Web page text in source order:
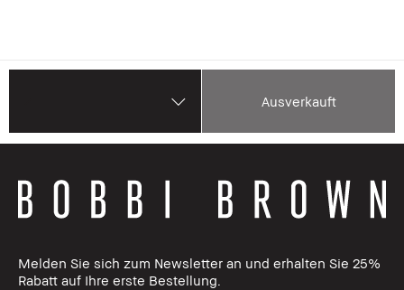
Ausverkauft
Melden Sie sich zum Newsletter an und erhalten Sie 25%
Rabatt auf Ihre erste Bestellung.